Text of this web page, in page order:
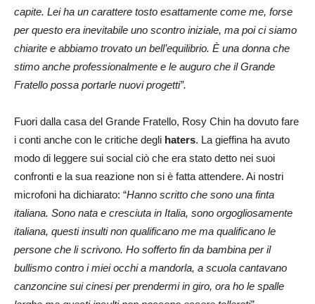
capite. Lei ha un carattere tosto esattamente come me, forse
per questo era inevitabile uno scontro iniziale, ma poi ci siamo
chiarite e abbiamo trovato un bell’equilibrio. È una donna che
stimo anche professionalmente e le auguro che il Grande
Fratello possa portarle nuovi progetti”.
Fuori dalla casa del Grande Fratello, Rosy Chin ha dovuto fare
i conti anche con le critiche degli haters. La gieffina ha avuto
modo di leggere sui social ciò che era stato detto nei suoi
confronti e la sua reazione non si è fatta attendere. Ai nostri
microfoni ha dichiarato: “Hanno scritto che sono una finta
italiana. Sono nata e cresciuta in Italia, sono orgogliosamente
italiana, questi insulti non qualificano me ma qualificano le
persone che li scrivono. Ho sofferto fin da bambina per il
bullismo contro i miei occhi a mandorla, a scuola cantavano
canzoncine sui cinesi per prendermi in giro, ora ho le spalle